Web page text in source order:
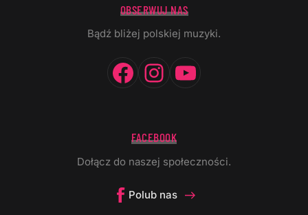
OBSERWUJ NAS
Bądź bliżej polskiej muzyki.
Facebook
Instagram
FACEBOOK
Dołącz do naszej społeczności.
Polub nas